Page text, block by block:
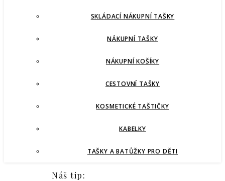
SKLÁDACÍ NÁKUPNÍ TAŠKY
NÁKUPNÍ TAŠKY
NÁKUPNÍ KOŠÍKY
CESTOVNÍ TAŠKY
KOSMETICKÉ TAŠTIČKY
KABELKY
TAŠKY A BATŮŽKY PRO DĚTI
Náš tip: